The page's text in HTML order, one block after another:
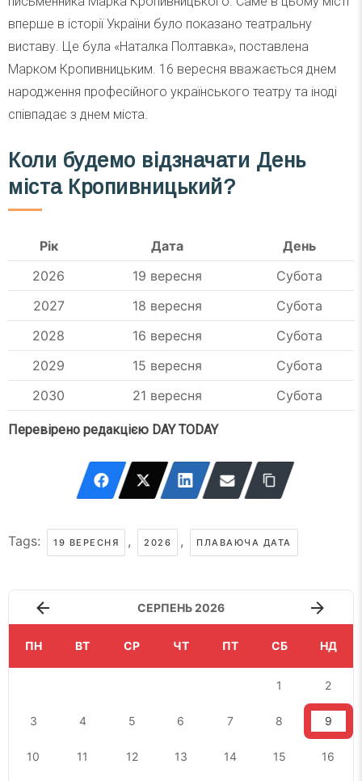
вперше в історії України було показано театральну
виставу. Це була «Наталка Полтавка», поставлена
Марком Кропивницьким. 16 вересня вважається днем
народження професійного українського театру та іноді
співпадає з днем міста.
Коли будемо відзначати День
міста Кропивницький?
Рік Дата
День
2026
19 вересня
Субота
2027
18 вересня
Субота
2028
16 вересня
Субота
2029
15 вересня
Субота
2030
21 вересня Субота
Перевірено редакцією DAY TODAY
Tags: 19 ВЕРЕСНЯ , 2026 , ПЛАВАЮЧА ДАТА
СЕРПЕНЬ 2026
ПН ВТ СР ЧТ ПТ СБ НД
1 2
3 4 5 6 7 8 9
10 11 12 13 14 15 16